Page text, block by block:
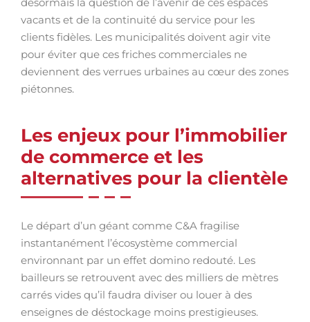
vacants et de la continuité du service pour les
clients fidèles. Les municipalités doivent agir vite
pour éviter que ces friches commerciales ne
deviennent des verrues urbaines au cœur des zones
piétonnes.
Les enjeux pour l’immobilier
de commerce et les
alternatives pour la clientèle
Le départ d’un géant comme C&A fragilise
instantanément l’écosystème commercial
environnant par un effet domino redouté. Les
bailleurs se retrouvent avec des milliers de mètres
carrés vides qu’il faudra diviser ou louer à des
enseignes de déstockage moins prestigieuses.